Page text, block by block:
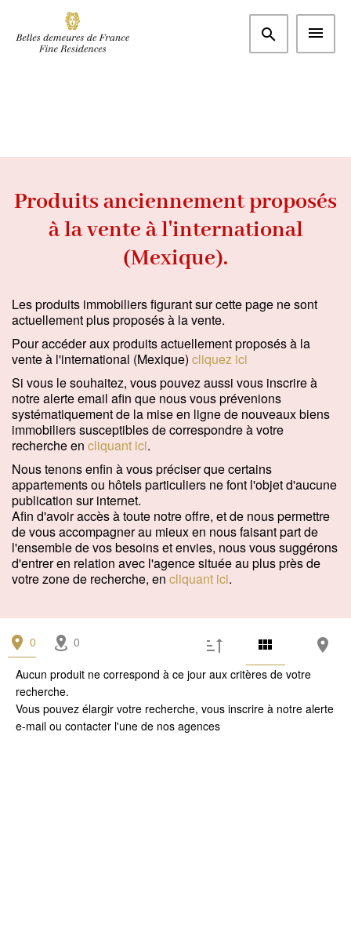
Produits anciennement proposés
à la vente à l'international
(Mexique).
Les produits immobiliers figurant sur cette page ne sont
actuellement plus proposés à la vente.
Pour accéder aux produits actuellement proposés à la
vente à l'international (Mexique) cliquez ici
Si vous le souhaitez, vous pouvez aussi vous inscrire à
notre alerte email afin que nous vous prévenions
systématiquement de la mise en ligne de nouveaux biens
immobiliers susceptibles de correspondre à votre
recherche en cliquant ici.
Nous tenons enfin à vous préciser que certains
appartements ou hôtels particuliers ne font l'objet d'aucune
publication sur internet.
Afin d'avoir accès à toute notre offre, et de nous permettre
de vous accompagner au mieux en nous faisant part de
l'ensemble de vos besoins et envies, nous vous suggérons
d'entrer en relation avec l'agence située au plus près de
votre zone de recherche, en cliquant ici.
0 0
Aucun produit ne correspond à ce jour aux critères de votre
recherche.
Vous pouvez élargir votre recherche, vous inscrire à notre alerte
e-mail ou contacter l'une de nos agences